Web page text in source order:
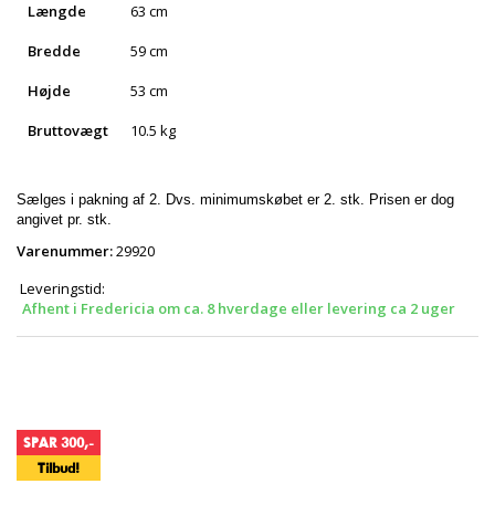
Længde
63 cm
Bredde
59 cm
Højde
53 cm
Bruttovægt
10.5 kg
Sælges i pakning af 2. Dvs. minimumskøbet er 2. stk. Prisen er dog
angivet pr. stk.
Varenummer:29920
Leveringstid:
Afhent i Fredericia om ca. 8 hverdage eller levering ca 2 uger
SPAR 300,-
Tilbud!